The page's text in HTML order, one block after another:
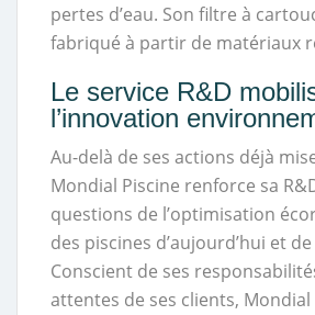
pertes d’eau. Son filtre à
fabriqué à partir de matériaux
Le service R&D
l’innovation
Au-delà de ses actions déjà
Mondial Piscine renforce sa
questions de l’optimisation
des piscines d’aujourd’hui et
Conscient de ses
attentes de ses clients,